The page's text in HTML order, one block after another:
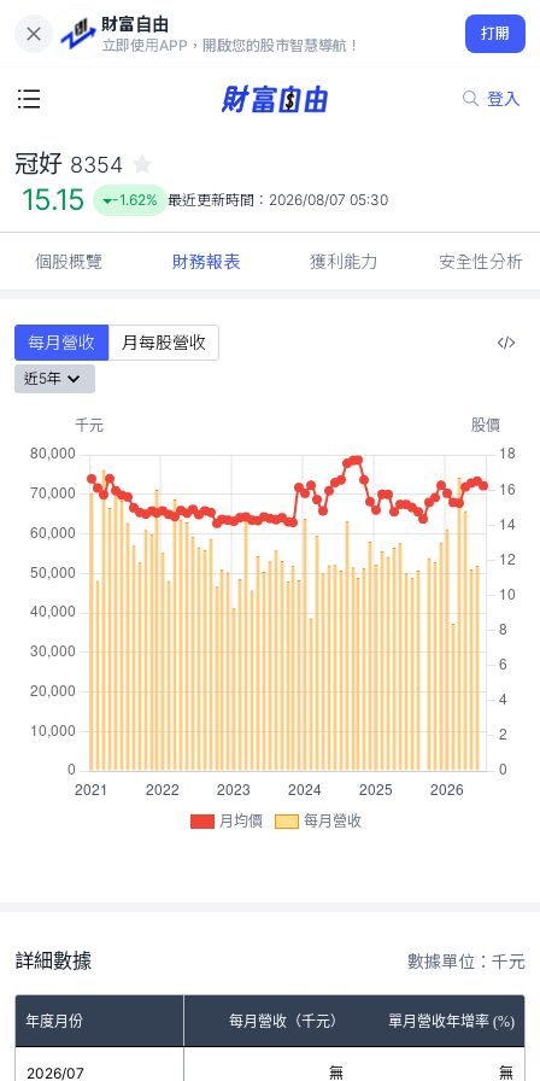
財富自由
立即使用APP，開啟您的股市智慧導航！
打開
登入
15.15
-1.62%
冠好 8354
15.15 -1.62% 最近更新時間： 2026/08/07 05:30
個股概覽 財務報表 獲利能力 安全性分析
每月營收 月每股營收
近5年
月均價 每月營收
詳細數據 數據單位：千元
年度月份 每月營收（千元） 單月營收年增率 (%)
2026/07 無 無